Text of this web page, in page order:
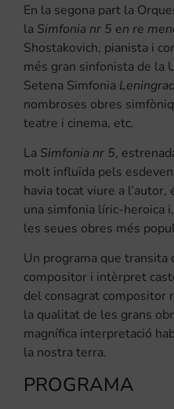
En la segona part la
la Simfonia nr 5 en re
Shostakovich, pianista i
més gran sinfonista de la
Setena Simfonia
nombroses obres
teatre i cinema, etc.
La Simfonia nr 5,
molt influïda pels
havia tocat viure a
una simfonia líric-heroica
les seues obres més
Un programa que transita
compositor i intèrpret
del consagrat compositor
la qualitat de les grans
magnífica interpretació
la nostra terra.
PROGRAMA